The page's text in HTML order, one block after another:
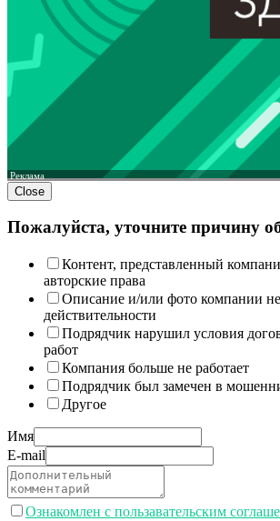
Реклама
Close
Пожалуйста, уточните причину
Контент, представленный
авторские права
Описание и/или фото компании не
действительности
Подрядчик нарушил условия
работ
Компания больше не работает
Подрядчик был замечен в
Другое
Имя
E-mail
Ознакомлен с пользавательским